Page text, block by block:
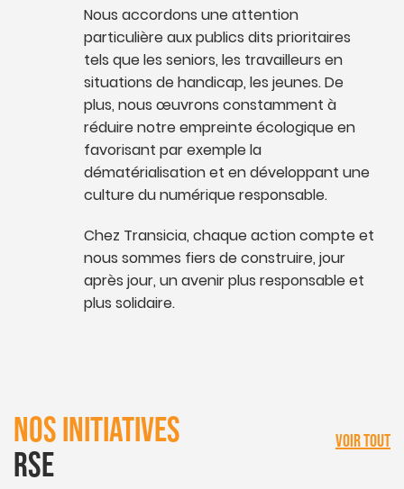
Nous accordons une attention
particulière aux publics dits prioritaires
tels que les seniors, les travailleurs en
situations de handicap, les jeunes. De
plus, nous œuvrons constamment à
réduire notre empreinte écologique en
favorisant par exemple la
dématérialisation et en développant une
culture du numérique responsable.
Chez Transicia, chaque action compte et
nous sommes fiers de construire, jour
après jour, un avenir plus responsable et
plus solidaire.
NOS INITIATIVES
RSE
VOIR TOUT